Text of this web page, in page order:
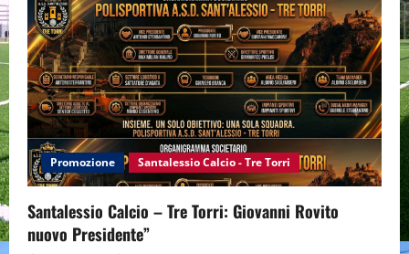
Promozione Santalessio Calcio - Tre Torri
Santalessio Calcio – Tre Torri: Giovanni Rovito
nuovo Presidente”